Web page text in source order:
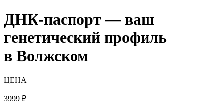
ДНК-паспорт — ваш
генетический профиль
в Волжском
ЦЕНА
3999 ₽